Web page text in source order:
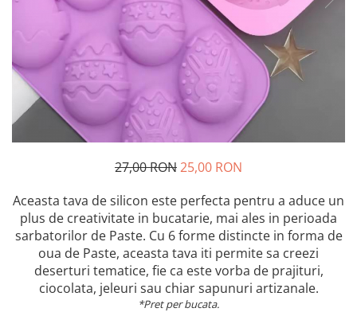
27,00 RON25,00 RON
Aceasta tava de silicon este perfecta pentru a aduce un
plus de creativitate in bucatarie, mai ales in perioada
sarbatorilor de Paste. Cu 6 forme distincte in forma de
oua de Paste, aceasta tava iti permite sa creezi
deserturi tematice, fie ca este vorba de prajituri,
ciocolata, jeleuri sau chiar sapunuri artizanale.
*Pret per bucata.